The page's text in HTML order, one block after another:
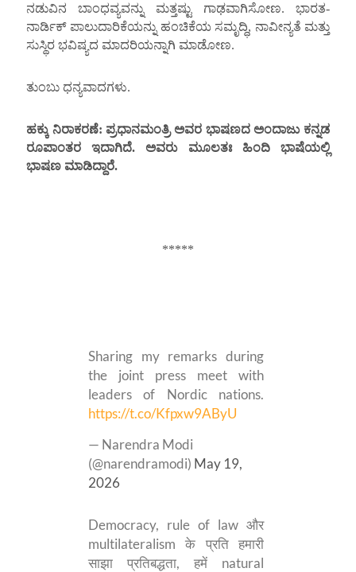
ನಡುವಿನ ಬಾಂಧವ್ಯವನ್ನು ಮತ್ತಷ್ಟು ಗಾಢವಾಗಿಸೋಣ. ಭಾರತ-
ನಾರ್ಡಿಕ್ ಪಾಲುದಾರಿಕೆಯನ್ನು ಹಂಚಿಕೆಯ ಸಮೃದ್ಧಿ, ನಾವೀನ್ಯತೆ ಮತ್ತು
ಸುಸ್ಥಿರ ಭವಿಷ್ಯದ ಮಾದರಿಯನ್ನಾಗಿ ಮಾಡೋಣ.
ತುಂಬು ಧನ್ಯವಾದಗಳು.
ಹಕ್ಕು ನಿರಾಕರಣೆ: ಪ್ರಧಾನಮಂತ್ರಿ ಅವರ ಭಾಷಣದ ಅಂದಾಜು ಕನ್ನಡ
ರೂಪಾಂತರ ಇದಾಗಿದೆ. ಅವರು ಮೂಲತಃ ಹಿಂದಿ ಭಾಷೆಯಲ್ಲಿ
ಭಾಷಣ ಮಾಡಿದ್ದಾರೆ.
*****
Sharing my remarks during
the joint press meet with
leaders of Nordic nations.
https://t.co/Kfpxw9AByU
— Narendra Modi
(@narendramodi) May 19,
2026
Democracy, rule of law और
multilateralism के प्रति हमारी
साझा प्रतिबद्धता, हमें natural